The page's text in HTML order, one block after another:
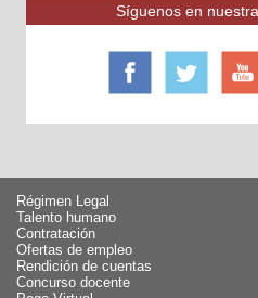
Síguenos en
Régimen Legal
Talento humano
Contratación
Ofertas de empleo
Rendición de cuentas
Concurso docente